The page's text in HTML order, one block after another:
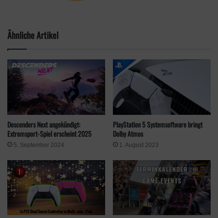
hat aus den Fehlern der Vergangenheit gelernt:
– Für die Verbindung zwischen Brille und Konsole wird nur noch
ein einziges Kabel benötigt.
– Controller Tracking: Die Positionsbestimmung benötigt keine
zusätzliche Hardware.
Jedoch ist die VR2 ausschließlich mit Sony’s Playstation 5
kompatibel und mit einem Preis von 649€ hoch dotiert.
Ähnliche Artikel
Descenders Next angekündigt:
Extremsport-Spiel erscheint 2025
5. September 2024
PlayStation 5 Systemsoftware bringt
Dolby Atmos
1. August 2023